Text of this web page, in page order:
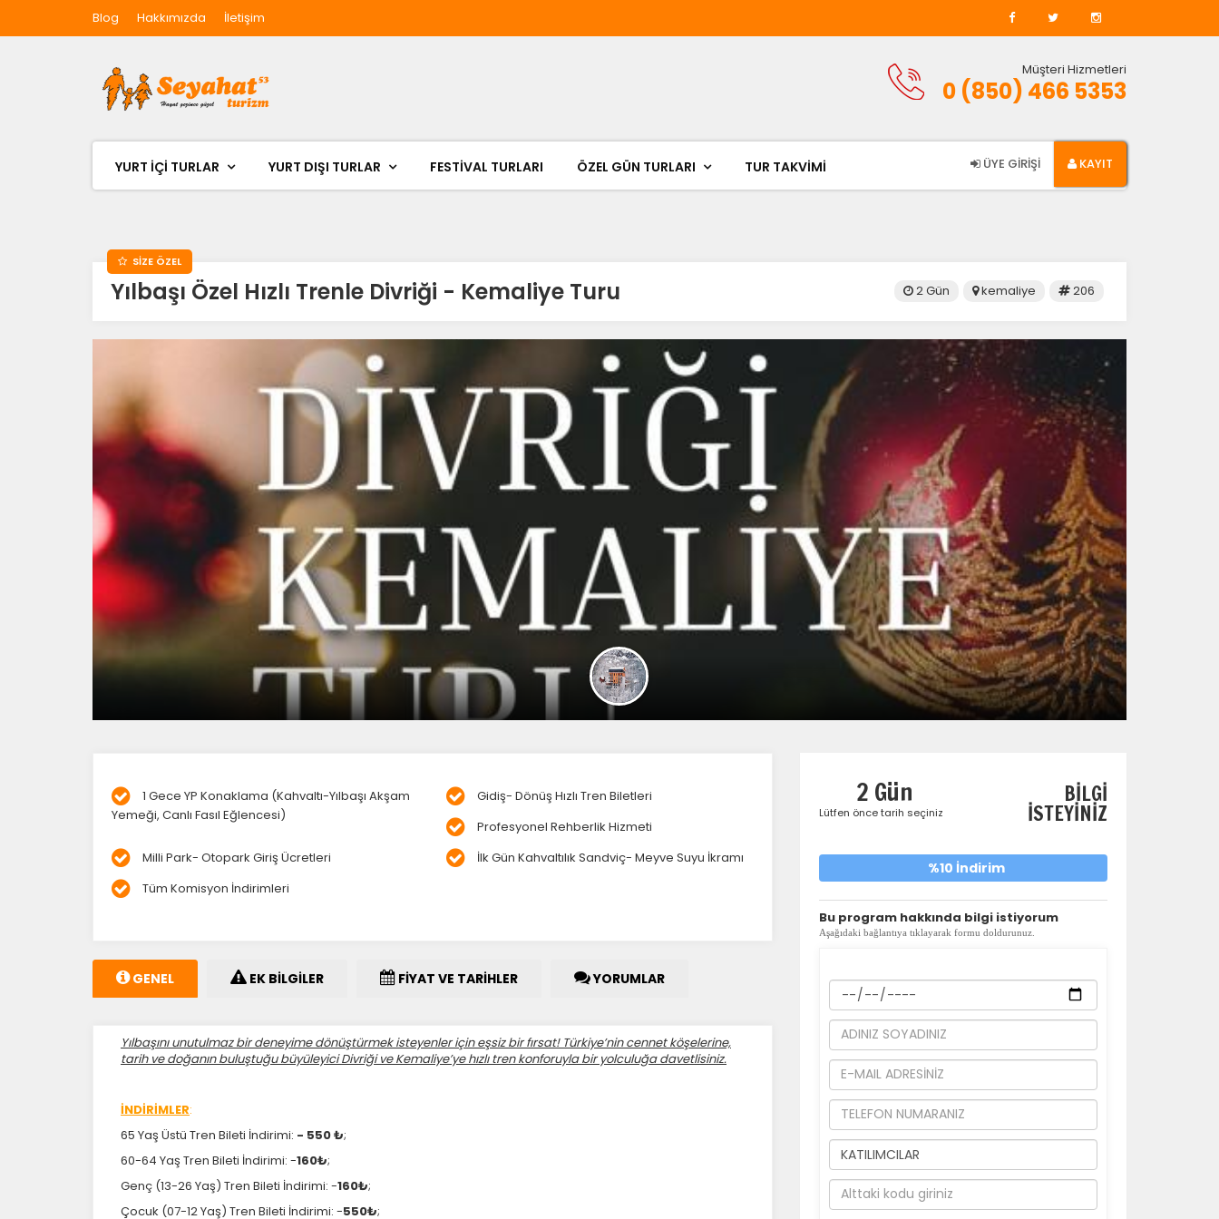
Blog Hakkımızda İletişim
Müşteri Hizmetleri
0 (850) 466 5353
YURT İÇİ TURLAR YURT DIŞI TURLAR FESTIVAL TURLARI ÖZEL GÜN TURLARI TUR TAKVİMİ ÜYE GİRİŞİ KAYIT
SİZE ÖZEL
Yılbaşı Özel Hızlı Trenle Divriği - Kemaliye Turu 206
kemaliye
2 Gün
1 Gece YP Konaklama (Kahvaltı-Yılbaşı Akşam
Yemeği, Canlı Fasıl Eğlencesi)
Gidiş- Dönüş Hızlı Tren Biletleri
Profesyonel Rehberlik Hizmeti
Milli Park- Otopark Giriş Ücretleri
İlk Gün Kahvaltılık Sandviç- Meyve Suyu İkramı
Tüm Komisyon İndirimleri
GENEL EK BİLGİLER FİYAT VE TARİHLER YORUMLAR
Yılbaşını unutulmaz bir deneyime dönüştürmek isteyenler için eşsiz bir fırsat! Türkiye’nin cennet köşelerine,
tarih ve doğanın buluştuğu büyüleyici Divriği ve Kemaliye’ye hızlı tren konforuyla bir yolculuğa davetlisiniz.
İNDİRİMLER:
65 Yaş Üstü Tren Bileti İndirimi: - 550 ₺;
60-64 Yaş Tren Bileti İndirimi: -160₺;
Genç (13-26 Yaş) Tren Bileti İndirimi: -160₺;
Çocuk (07-12 Yaş) Tren Bileti İndirimi: -550₺;
2 Gün
Lütfen önce tarih seçiniz
BİLGİ
İSTEYİNİZ
%10 İndirim
​Bu program hakkında bilgi istiyorum
Aşağıdaki bağlantıya tıklayarak formu doldurunuz.